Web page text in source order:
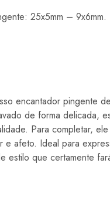
25x5mm – 9x6mm.
encantador pingente
de forma delicada,
Para completar,
e afeto. Ideal para
estilo que certamente